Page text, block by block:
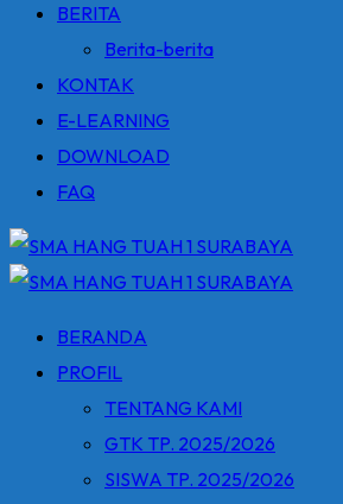
BERITA
Berita-berita
KONTAK
E-LEARNING
DOWNLOAD
FAQ
BERANDA
PROFIL
TENTANG KAMI
GTK TP. 2025/2026
SISWA TP. 2025/2026